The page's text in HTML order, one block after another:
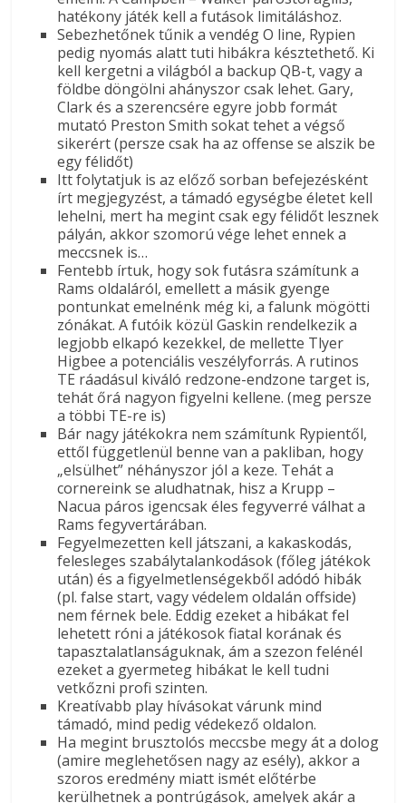
hatékony játék kell a futások limitáláshoz.
Sebezhetőnek tűnik a vendég O line, Rypien
pedig nyomás alatt tuti hibákra késztethető. Ki
kell kergetni a világból a backup QB-t, vagy a
földbe döngölni ahányszor csak lehet. Gary,
Clark és a szerencsére egyre jobb formát
mutató Preston Smith sokat tehet a végső
sikerért (persze csak ha az offense se alszik be
egy félidőt)
Itt folytatjuk is az előző sorban befejezésként
írt megjegyzést, a támadó egységbe életet kell
lehelni, mert ha megint csak egy félidőt lesznek
pályán, akkor szomorú vége lehet ennek a
meccsnek is…
Fentebb írtuk, hogy sok futásra számítunk a
Rams oldaláról, emellett a másik gyenge
pontunkat emelnénk még ki, a falunk mögötti
zónákat. A futóik közül Gaskin rendelkezik a
legjobb elkapó kezekkel, de mellette Tlyer
Higbee a potenciális veszélyforrás. A rutinos
TE ráadásul kiváló redzone-endzone target is,
tehát őrá nagyon figyelni kellene. (meg persze
a többi TE-re is)
Bár nagy játékokra nem számítunk Rypientől,
ettől függetlenül benne van a pakliban, hogy
„elsülhet” néhányszor jól a keze. Tehát a
cornereink se aludhatnak, hisz a Krupp –
Nacua páros igencsak éles fegyverré válhat a
Rams fegyvertárában.
Fegyelmezetten kell játszani, a kakaskodás,
felesleges szabálytalankodások (főleg játékok
után) és a figyelmetlenségekből adódó hibák
(pl. false start, vagy védelem oldalán offside)
nem férnek bele. Eddig ezeket a hibákat fel
lehetett róni a játékosok fiatal korának és
tapasztalatlanságuknak, ám a szezon felénél
ezeket a gyermeteg hibákat le kell tudni
vetkőzni profi szinten.
Kreatívabb play hívásokat várunk mind
támadó, mind pedig védekező oldalon.
Ha megint brusztolós meccsbe megy át a dolog
(amire meglehetősen nagy az esély), akkor a
szoros eredmény miatt ismét előtérbe
kerülhetnek a pontrúgások, amelyek akár a